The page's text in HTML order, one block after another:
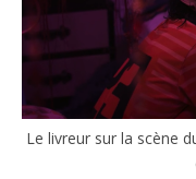
Le livreur sur la scène